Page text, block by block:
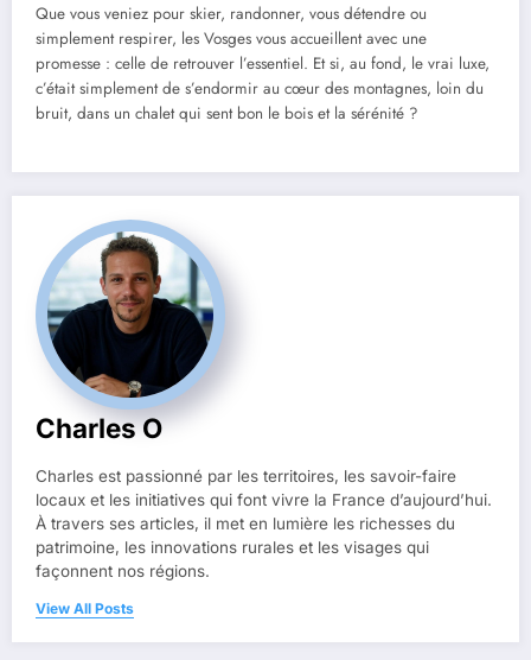
Que vous veniez pour skier, randonner, vous détendre ou
simplement respirer, les Vosges vous accueillent avec une
promesse : celle de retrouver l’essentiel. Et si, au fond, le vrai luxe,
c’était simplement de s’endormir au cœur des montagnes, loin du
bruit, dans un chalet qui sent bon le bois et la sérénité ?
Charles O
Charles est passionné par les territoires, les savoir-faire
locaux et les initiatives qui font vivre la France d’aujourd’hui.
À travers ses articles, il met en lumière les richesses du
patrimoine, les innovations rurales et les visages qui
façonnent nos régions.
View All Posts